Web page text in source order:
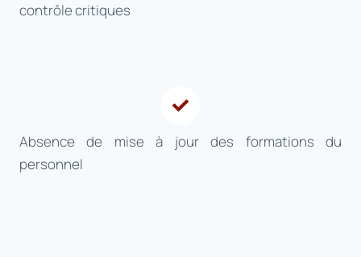
contrôle critiques
Absence de mise à jour des formations du
personnel